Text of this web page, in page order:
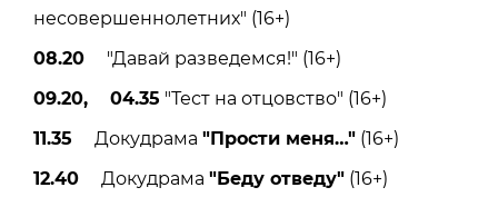
несовершеннолетних" (16+)
08.20 "Давай разведемся!" (16+)
09.20, 04.35 "Тест на отцовство" (16+)
11.35 Докудрама "Прости меня…" (16+)
12.40 Докудрама "Беду отведу" (16+)